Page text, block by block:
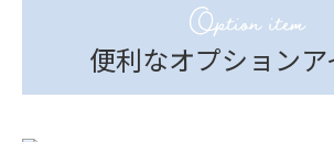
Option item
便利なオプションア